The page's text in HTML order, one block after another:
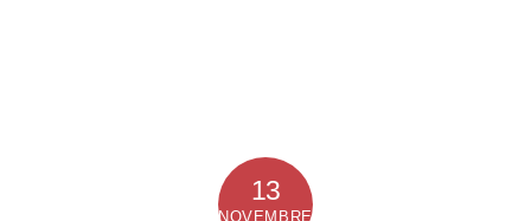
13
NOVEMBRE